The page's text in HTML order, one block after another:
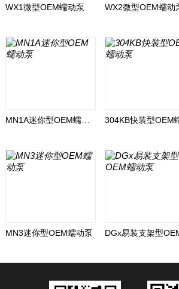
WX1微型OEM蠕动泵 WX2微型OEM蠕动
MN1A迷你型OEM蠕动泵
MN3迷你型OEM蠕动泵